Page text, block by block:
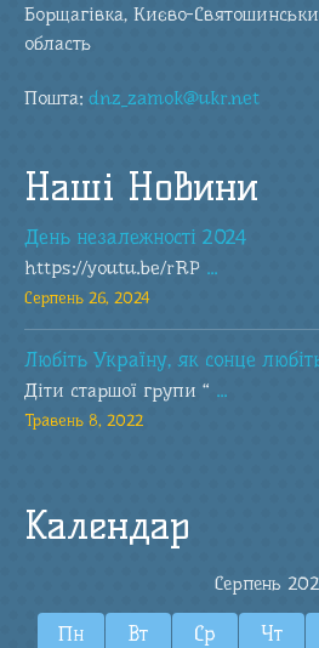
Борщагівка, Києво-
область
Пошта:dnz_zamok@ukr.net
Наші Новини
День незалежності 2024
https://youtu.be/rRP ...
Серпень 26, 2024
Любіть Україну, як сонце
Діти старшої групи “ ...
Травень 8, 2022
Календар
Серпень
Пн Вт Ср Чт